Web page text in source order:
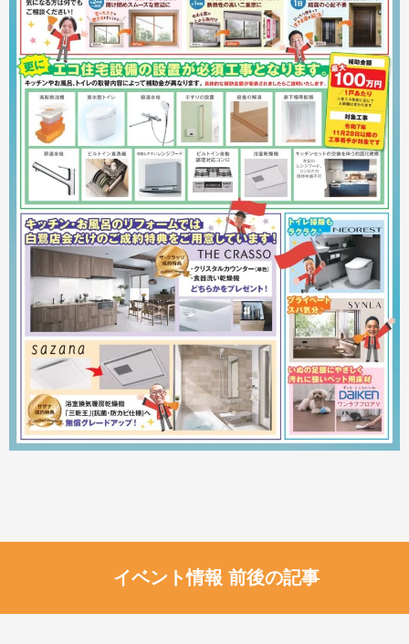
イベント情報 前後の記事